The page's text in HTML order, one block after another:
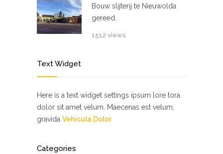
Bouw slijterij te Nieuwolda
gereed.
1512 views
Text Widget
Here is a text widget settings ipsum lore tora
dolor sit amet velum. Maecenas est velum,
gravida Vehicula Dolor
Categories